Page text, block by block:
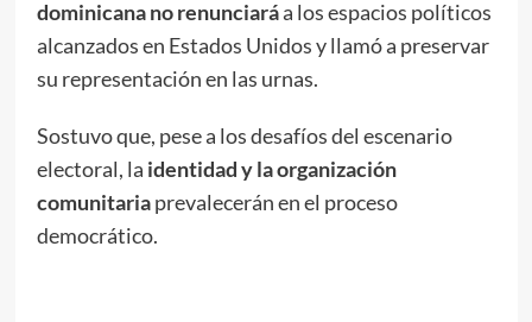
dominicana no renunciaráa los espacios políticos
alcanzados en Estados Unidos y llamó a preservar
su representación en las urnas.
Sostuvo que, pese a los desafíos del escenario
electoral, la identidad y la organización
comunitariaprevalecerán en el proceso
democrático.